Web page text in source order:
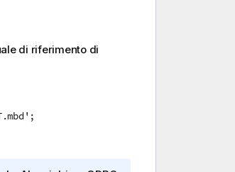
di riferimento di